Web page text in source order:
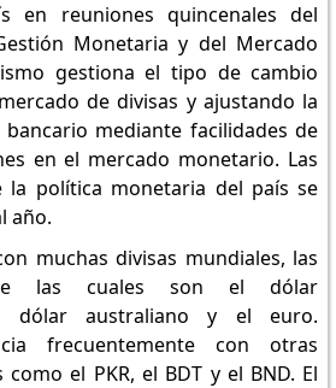
en reuniones quincenales del
Monetaria y del Mercado
gestiona el tipo de cambio
de divisas y ajustando la
mediante facilidades de
en el mercado monetario. Las
la política monetaria del país se
año.
muchas divisas mundiales, las
las cuales son el dólar
dólar australiano y el euro.
frecuentemente con otras
el PKR, el BDT y el BND. El